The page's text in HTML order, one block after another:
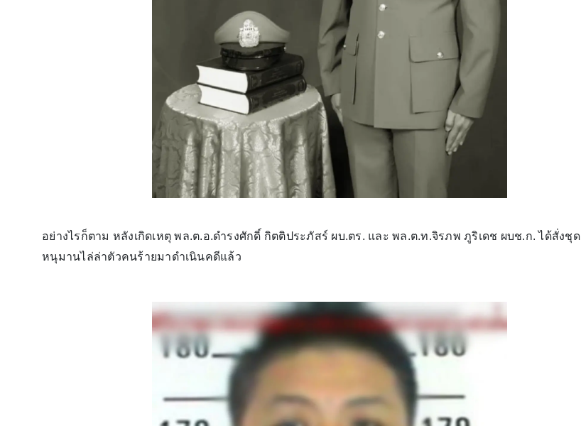
อย่างไรก็ตาม หลังเกิดเหตุ พล.ต.อ.ดำรงศักดิ์ กิตติประภัสร์ ผบ.ตร. และ พล.ต.ท.จิรภพ ภูริเดช ผบช.ก. ได้สั่งชุด
หนุมานไล่ล่าตัวคนร้ายมาดำเนินคดีแล้ว